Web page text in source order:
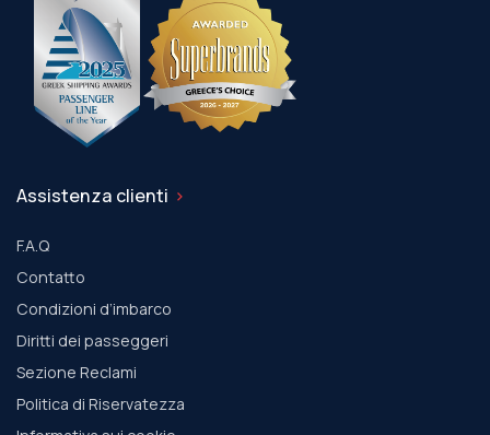
Assistenza clienti
F.A.Q
Contatto
Condizioni d’imbarco
Diritti dei passeggeri
Sezione Reclami
Politica di Riservatezza